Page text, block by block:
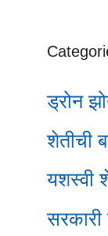
ड्रोन
शेतीची
यशस्वी
सरकारी